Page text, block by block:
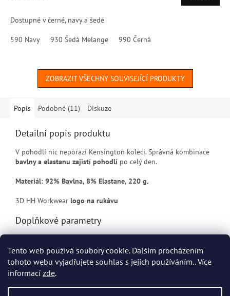
Tento web používá soubory cookie. Dalším procházením
tohoto webu vyjadřujete souhlas s jejich používáním.. Více
informací zde.
Dostupné v černé, navy a šedé
590 Navy 930 Šedá Melange 990 Černá
ZOBRAZIT VŠECHNY SOUVISEJÍCÍ PRODUKTY
Popis Podobné (11) Diskuze
Detailní popis produktu
V pohodlí nic neporazí Kensington koleci. Správná kombinace
bavlny a elastanu zajistí pohodlí po celý den.
Materiál: 92% Bavlna, 8% Elastane, 220 g.
3D HH Workwear logo na rukávu
Doplňkové parametry
EAN : Zvolte variantu